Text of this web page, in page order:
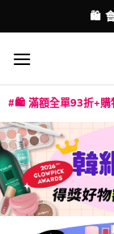
to
content
💳 支援消
🛍️ 滿額全單93折+購